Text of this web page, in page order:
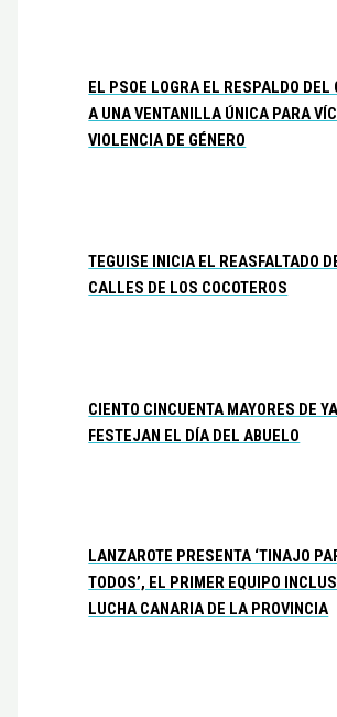
EL PSOE LOGRA EL RESPALDO DEL
A UNA VENTANILLA ÚNICA PARA
VIOLENCIA DE GÉNERO
TEGUISE INICIA EL REASFALTADO
CALLES DE LOS COCOTEROS
CIENTO CINCUENTA MAYORES DE
FESTEJAN EL DÍA DEL ABUELO
LANZAROTE PRESENTA ‘TINAJO
TODOS’, EL PRIMER EQUIPO
LUCHA CANARIA DE LA PROVINCIA